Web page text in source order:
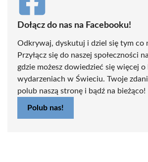
Dołącz do nas na Facebooku!
Odkrywaj, dyskutuj i dziel się tym co
Przyłącz się do naszej społeczności
gdzie możesz dowiedzieć się więcej
wydarzeniach w Świeciu. Twoje
polub naszą stronę i bądź na bieżąco!
Polub nas!